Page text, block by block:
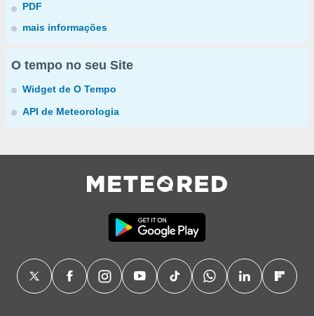
PDF
mais informações
O tempo no seu Site
Widget de O Tempo
API de Meteorologia